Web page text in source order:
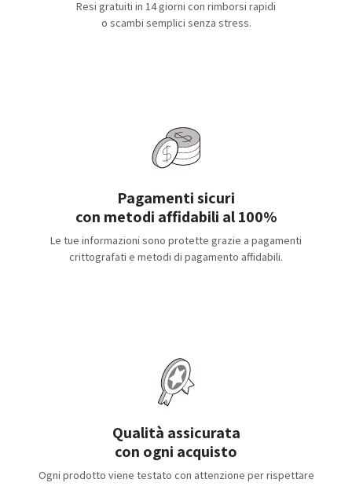
Resi gratuiti in 14 giorni con rimborsi rapidi
o scambi semplici senza stress.
Pagamenti sicuri
con metodi affidabili al 100%
Le tue informazioni sono protette grazie a pagamenti
crittografati e metodi di pagamento affidabili.
Qualità assicurata
con ogni acquisto
Ogni prodotto viene testato con attenzione per rispettare